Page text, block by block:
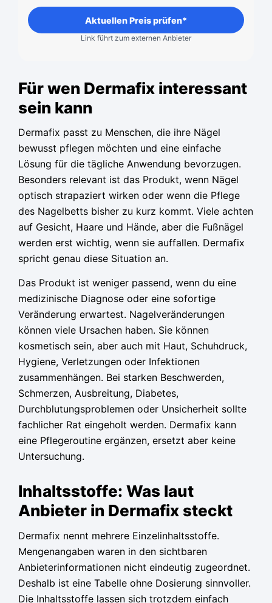
Aktuellen Preis prüfen*
Link führt zum externen Anbieter
Für wen Dermafix interessant
sein kann
Dermafix passt zu Menschen, die ihre Nägel
bewusst pflegen möchten und eine einfache
Lösung für die tägliche Anwendung bevorzugen.
Besonders relevant ist das Produkt, wenn Nägel
optisch strapaziert wirken oder wenn die Pflege
des Nagelbetts bisher zu kurz kommt. Viele achten
auf Gesicht, Haare und Hände, aber die Fußnägel
werden erst wichtig, wenn sie auffallen. Dermafix
spricht genau diese Situation an.
Das Produkt ist weniger passend, wenn du eine
medizinische Diagnose oder eine sofortige
Veränderung erwartest. Nagelveränderungen
können viele Ursachen haben. Sie können
kosmetisch sein, aber auch mit Haut, Schuhdruck,
Hygiene, Verletzungen oder Infektionen
zusammenhängen. Bei starken Beschwerden,
Schmerzen, Ausbreitung, Diabetes,
Durchblutungsproblemen oder Unsicherheit sollte
fachlicher Rat eingeholt werden. Dermafix kann
eine Pflegeroutine ergänzen, ersetzt aber keine
Untersuchung.
Inhaltsstoffe: Was laut
Anbieter in Dermafix steckt
Dermafix nennt mehrere Einzelinhaltsstoffe.
Mengenangaben waren in den sichtbaren
Anbieterinformationen nicht eindeutig zugeordnet.
Deshalb ist eine Tabelle ohne Dosierung sinnvoller.
Die Inhaltsstoffe lassen sich trotzdem einfach